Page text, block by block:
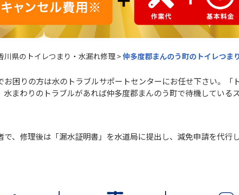
川県のトイレつまり・水漏れ修理>仲多度郡まんのう町のトイレつま
困りの方は水のトラブルサポートセンターにお任せ下さい。「
まわりのトラブルがあれば仲多度郡まんのう町で待機している
、修理後は「漏水証明書」を水道局に提出し、減免申請を代行